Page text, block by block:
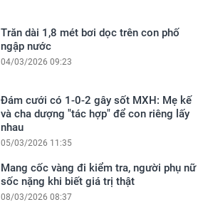
Trăn dài 1,8 mét bơi dọc trên con phố
ngập nước
04/03/2026 09:23
Đám cưới có 1-0-2 gây sốt MXH: Mẹ kế
và cha dượng "tác hợp" để con riêng lấy
nhau
05/03/2026 11:35
Mang cốc vàng đi kiểm tra, người phụ nữ
sốc nặng khi biết giá trị thật
08/03/2026 08:37